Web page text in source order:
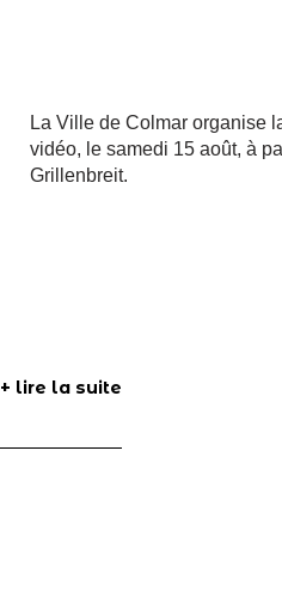
La Ville de Colmar organise
vidéo, le samedi 15 août, à
Grillenbreit.
+ lire la suite